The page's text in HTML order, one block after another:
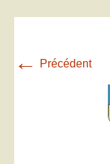
← Précédent